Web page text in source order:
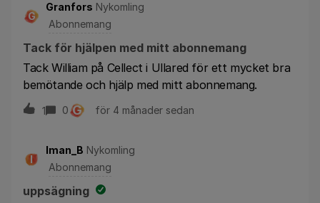
G
Granfors Nykomling
Abonnemang
Tack för hjälpen med mitt abonnemang
Tack William på Cellect i Ullared för ett mycket bra
bemötande och hjälp med mitt abonnemang.
1 0 G för 4 månader sedan
I
Iman_B Nykomling
Abonnemang
uppsägning